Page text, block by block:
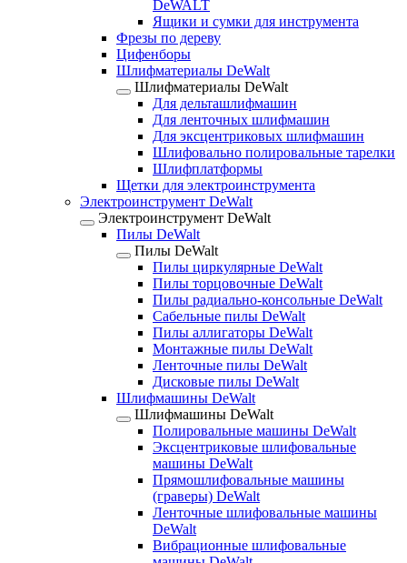
DeWALT
Ящики и сумки для инструмента
Фрезы по дереву
Цифенборы
Шлифматериалы DeWalt
Шлифматериалы DeWalt
Для дельташлифмашин
Для ленточных шлифмашин
Для эксцентриковых шлифмашин
Шлифовально полировальные тарелки
Шлифплатформы
Щетки для электроинструмента
Электроинструмент DeWalt
Электроинструмент DeWalt
Пилы DeWalt
Пилы DeWalt
Пилы циркулярные DeWalt
Пилы торцовочные DeWalt
Пилы радиально-консольные DeWalt
Сабельные пилы DeWalt
Пилы аллигаторы DeWalt
Монтажные пилы DeWalt
Ленточные пилы DeWalt
Дисковые пилы DeWalt
Шлифмашины DeWalt
Шлифмашины DeWalt
Полировальные машины DeWalt
Эксцентриковые шлифовальные
машины DeWalt
Прямошлифовальные машины
(граверы) DeWalt
Ленточные шлифовальные машины
DeWalt
Вибрационные шлифовальные